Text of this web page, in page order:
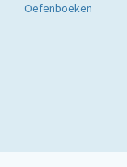
Oefenboeken